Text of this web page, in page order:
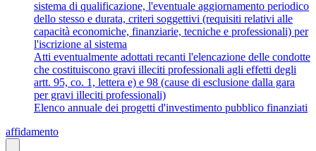
sistema di qualificazione, l'eventuale aggiornamento periodico
dello stesso e durata, criteri soggettivi (requisiti relativi alle
capacità economiche, finanziarie, tecniche e professionali) per
l'iscrizione al sistema
Atti eventualmente adottati recanti l'elencazione delle condotte
che costituiscono gravi illeciti professionali agli effetti degli
artt. 95, co. 1, lettera e) e 98 (cause di esclusione dalla gara
per gravi illeciti professionali)
Elenco annuale dei progetti d'investimento pubblico finanziati
affidamento